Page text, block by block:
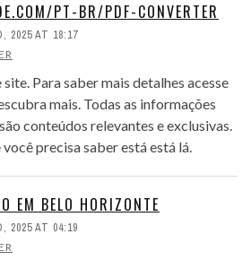
PT-BR/PDF-CONVERTER
2025 AT 18:17
site. Para saber mais detalhes acesse
mais. Todas as informações
conteúdos relevantes e exclusivas.
você precisa saber está está lá.
EM BELO HORIZONTE
2025 AT 04:19